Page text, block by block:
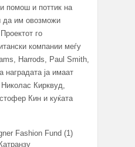
помош и поттик на
да им овозможи
го
компании меѓу
Harrods, Paul Smith,
наградата ја имаат
Кирквуд,
Кин и куќата